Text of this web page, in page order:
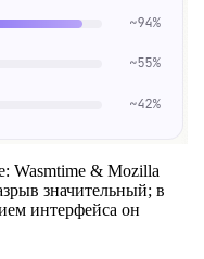
Wasmtime & Mozilla
значительный; в
интерфейса он